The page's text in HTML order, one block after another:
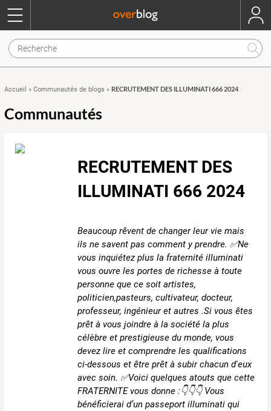
Accueil » Communautés de blogs » RECRUTEMENT DES ILLUMINATI 666 2024
Communautés
RECRUTEMENT DES
ILLUMINATI 666 2024
Beaucoup rêvent de changer leur vie mais
ils ne savent pas comment y prendre. ✅Ne
vous inquiétez plus la fraternité illuminati
vous ouvre les portes de richesse à toute
personne que ce soit artistes,
politicien,pasteurs, cultivateur, docteur,
professeur, ingénieur et autres .Si vous êtes
prêt à vous joindre à la société la plus
célèbre et prestigieuse du monde, vous
devez lire et comprendre les qualifications
ci-dessous et être prêt à subir chacun d'eux
avec soin. ✅Voici quelques atouts que cette
FRATERNITE vous donne :👇👇👇 Vous
bénéficierai d’un passeport illuminati qui